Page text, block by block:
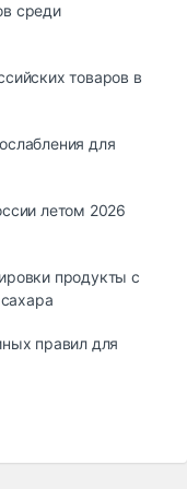
среди
товаров в
для
летом 2026
продукты с
правил для